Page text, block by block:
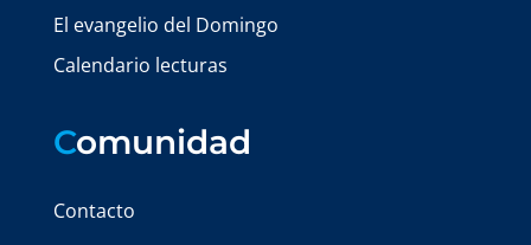
El evangelio del Domingo
Calendario lecturas
Comunidad
Contacto